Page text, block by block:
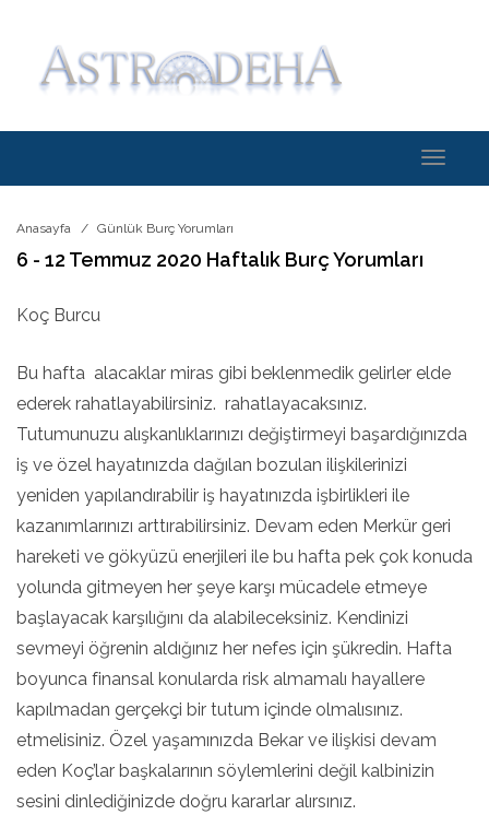
Toggle
Anasayfa Günlük Burç Yorumları
6 - 12 Temmuz 2020 Haftalık Burç Yorumları
Koç Burcu
Bu hafta alacaklar miras gibi beklenmedik gelirler elde
ederek rahatlayabilirsiniz. rahatlayacaksınız.
Tutumunuzu alışkanlıklarınızı değiştirmeyi başardığınızda
iş ve özel hayatınızda dağılan bozulan ilişkilerinizi
yeniden yapılandırabilir iş hayatınızda işbirlikleri ile
kazanımlarınızı arttırabilirsiniz. Devam eden Merkür geri
hareketi ve gökyüzü enerjileri ile bu hafta pek çok konuda
yolunda gitmeyen her şeye karşı mücadele etmeye
başlayacak karşılığını da alabileceksiniz. Kendinizi
sevmeyi öğrenin aldığınız her nefes için şükredin. Hafta
boyunca finansal konularda risk almamalı hayallere
kapılmadan gerçekçi bir tutum içinde olmalısınız.
etmelisiniz. Özel yaşamınızda Bekar ve ilişkisi devam
eden Koç’lar başkalarının söylemlerini değil kalbinizin
sesini dinlediğinizde doğru kararlar alırsınız.